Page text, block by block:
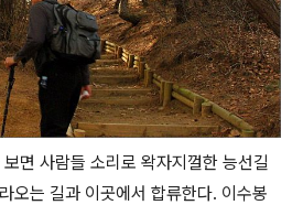
면 사람들 소리로 왁자지껄한 능선길
오는 길과 이곳에서 합류한다. 이수봉